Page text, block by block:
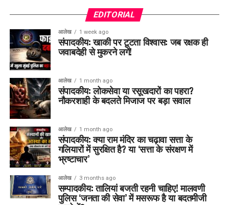
EDITORIAL
आलेख 1 week ago
संपादकीय: खाकी पर टूटता विश्वास: जब रक्षक ही
जवाबदेही से मुकरने लगें!
आलेख 1 month ago
संपादकीय: लोकसेवा या रसूखदारों का पहरा?
नौकरशाही के बदलते मिजाज पर बड़ा सवाल
आलेख 1 month ago
संपादकीय: क्या राम मंदिर का चढ़ावा सत्ता के
गलियारों में सुरक्षित है? या ‘सत्ता के संरक्षण में
भ्रष्टाचार’
आलेख 3 months ago
सम्पादकीय: तालियां बजती रहनी चाहिए! मालवणी
पुलिस ‘जनता की सेवा’ में मसरूफ है या बदतमीजी